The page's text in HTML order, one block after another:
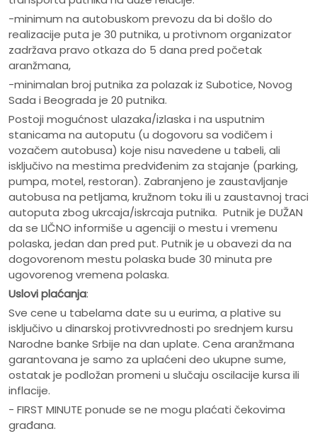
-minimum na autobuskom prevozu da bi došlo do
realizacije puta je 30 putnika, u protivnom organizator
zadržava pravo otkaza do 5 dana pred početak
aranžmana,
-minimalan broj putnika za polazak iz Subotice, Novog
Sada i Beograda je 20 putnika.
Postoji mogućnost ulazaka/izlaska i na usputnim
stanicama na autoputu (u dogovoru sa vodičem i
vozačem autobusa) koje nisu navedene u tabeli, ali
isključivo na mestima predviđenim za stajanje (parking,
pumpa, motel, restoran). Zabranjeno je zaustavljanje
autobusa na petljama, kružnom toku ili u zaustavnoj traci
autoputa zbog ukrcaja/iskrcaja putnika. Putnik je DUŽAN
da se LIČNO informiše u agenciji o mestu i vremenu
polaska, jedan dan pred put. Putnik je u obavezi da na
dogovorenom mestu polaska bude 30 minuta pre
ugovorenog vremena polaska.
Uslovi plaćanja:
Sve cene u tabelama date su u eurima, a plative su
isključivo u dinarskoj protivvrednosti po srednjem kursu
Narodne banke Srbije na dan uplate. Cena aranžmana
garantovana je samo za uplaćeni deo ukupne sume,
ostatak je podložan promeni u slučaju oscilacije kursa ili
inflacije.
- FIRST MINUTE ponude se ne mogu plaćati čekovima
građana.